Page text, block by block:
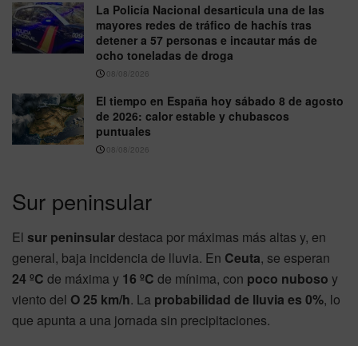
La Policía Nacional desarticula una de las
mayores redes de tráfico de hachís tras
detener a 57 personas e incautar más de
ocho toneladas de droga
08/08/2026
El tiempo en España hoy sábado 8 de agosto
de 2026: calor estable y chubascos
puntuales
08/08/2026
Sur peninsular
El sur peninsulardestaca por máximas más altas y, en
general, baja incidencia de lluvia. En Ceuta, se esperan
24 ºC de máxima y 16 ºC de mínima, con poco nuboso y
viento del O 25 km/h. La probabilidad de lluvia es 0%, lo
que apunta a una jornada sin precipitaciones.